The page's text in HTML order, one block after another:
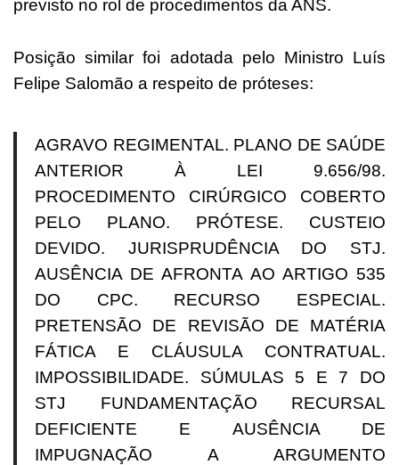
previsto no rol de procedimentos da ANS.
Posição similar foi adotada pelo Ministro Luís
Felipe Salomão a respeito de próteses:
AGRAVO REGIMENTAL. PLANO DE SAÚDE
ANTERIOR À LEI 9.656/98.
PROCEDIMENTO CIRÚRGICO COBERTO
PELO PLANO. PRÓTESE. CUSTEIO
DEVIDO. JURISPRUDÊNCIA DO STJ.
AUSÊNCIA DE AFRONTA AO ARTIGO 535
DO CPC. RECURSO ESPECIAL.
PRETENSÃO DE REVISÃO DE MATÉRIA
FÁTICA E CLÁUSULA CONTRATUAL.
IMPOSSIBILIDADE. SÚMULAS 5 E 7 DO
STJ FUNDAMENTAÇÃO RECURSAL
DEFICIENTE E AUSÊNCIA DE
IMPUGNAÇÃO A ARGUMENTO